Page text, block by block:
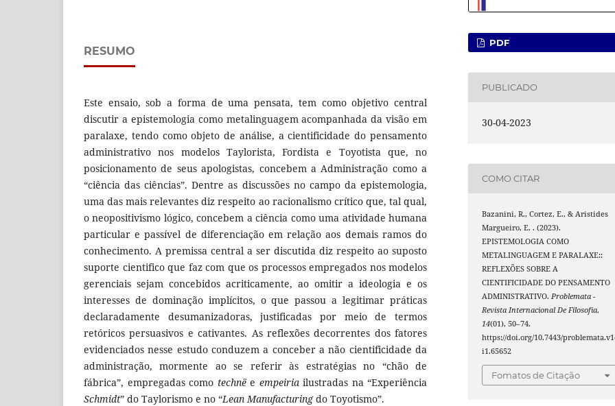
RESUMO
Este ensaio, sob a forma de uma pensata, tem como objetivo central
discutir a epistemologia como metalinguagem acompanhada da visão em
paralaxe, tendo como objeto de análise, a cientificidade do pensamento
administrativo nos modelos Taylorista, Fordista e Toyotista que, no
posicionamento de seus apologistas, concebem a Administração como a
“ciência das ciências”. Dentre as discussões no campo da epistemologia,
uma das mais relevantes diz respeito ao racionalismo crítico que, tal qual,
o neopositivismo lógico, concebem a ciência como uma atividade humana
particular e passível de diferenciação em relação aos demais ramos do
conhecimento. A premissa central a ser discutida diz respeito ao suposto
suporte cientifico que faz com que os processos empregados nos modelos
gerenciais sejam concebidos acriticamente, ao omitir a ideologia e os
interesses de dominação implícitos, o que passou a legitimar práticas
declaradamente desumanizadoras, justificadas por meio de termos
retóricos persuasivos e cativantes. As reflexões decorrentes dos fatores
evidenciados nesse estudo conduzem a conceber a não cientificidade da
administração, mormente ao se referir às estratégias no “chão de
fábrica”, empregadas como technëe empeiriailustradas na “Experiência
Schmidt” do Taylorismo e no “Lean Manufacturingdo Toyotismo”.
PDF
PUBLICADO
30-04-2023
COMO CITAR
Bazanini, R., Cortez, E., & Aristides
Margueiro, E. . (2023).
EPISTEMOLOGIA COMO
METALINGUAGEM E PARALAXE::
REFLEXÕES SOBRE A
CIENTIFICIDADE DO PENSAMENTO
ADMINISTRATIVO.Problemata -
Revista Internacional De Filosofia,
14(01), 50–74.
https://doi.org/10.7443/
i1.65652
Fomatos de Citação